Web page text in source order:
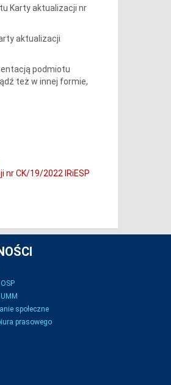
Karty aktualizacji nr
aktualizacji
podmiotu
też w innej formie,
CK/19/2022 IRiESP
społeczne
prasowego